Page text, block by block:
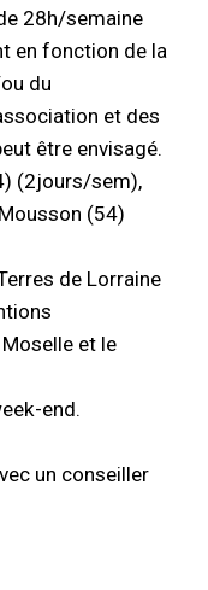
28h/semaine
en fonction de la
du
et des
être envisagé.
(2jours/sem),
(54)
de Lorraine
et le
end.
un conseiller